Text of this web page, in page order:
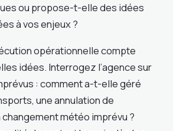
ou propose-t-elle des idées
à vos enjeux ?
opérationnelle compte
idées. Interrogez l’agence sur
: comment a-t-elle géré
une annulation de
météo imprévu ?